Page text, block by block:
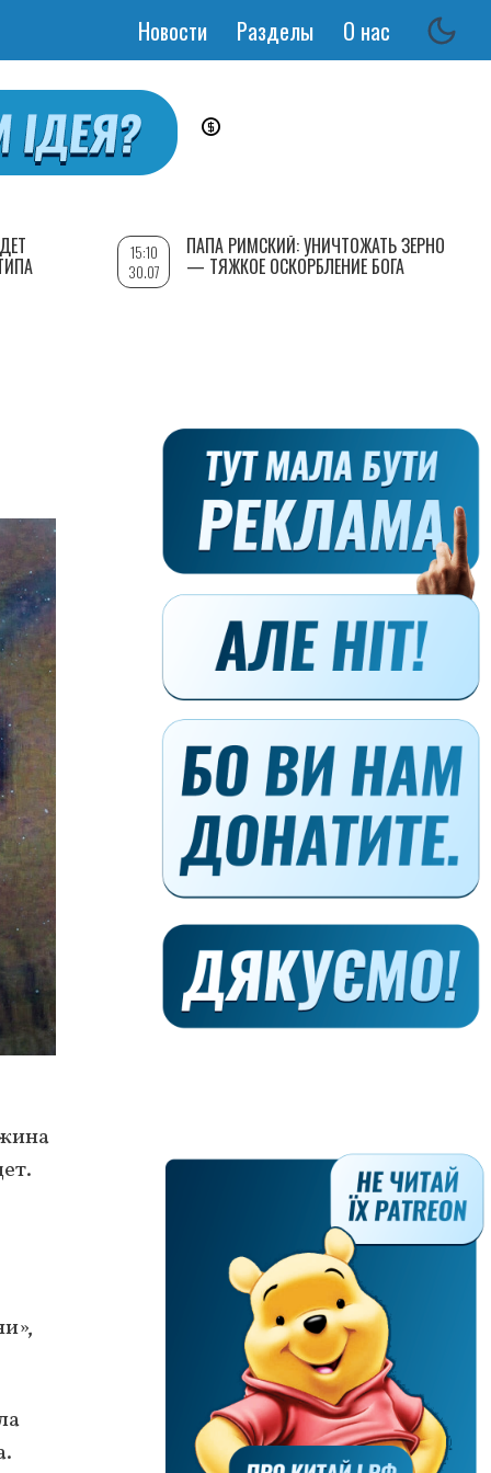
Основная
Новости Разделы О нас
15:10
30.07
ПАПА РИМСКИЙ: УНИЧТОЖАТЬ ЗЕРНО
— ТЯЖКОЕ ОСКОРБЛЕНИЕ БОГА